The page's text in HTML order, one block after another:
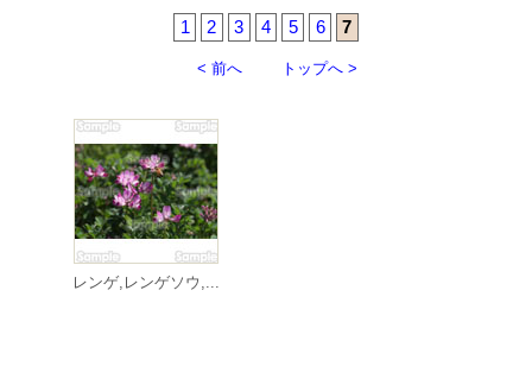
< 前へ
1 2 3 4 5 6 7
トップへ >
レンゲ,レンゲソウ,...